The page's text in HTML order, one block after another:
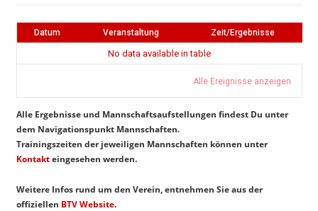
Datum Veranstaltung Zeit/Ergebnisse
No data available in table
Alle Ereignisse anzeigen
Alle Ergebnisse und Mannschaftsaufstellungen findest Du unter
dem Navigationspunkt Mannschaften.
Trainingszeiten der jeweiligen Mannschaften können unter
Kontakteingesehen werden.
Weitere Infos rund um den Verein, entnehmen Sie aus der
offiziellen BTV Website.